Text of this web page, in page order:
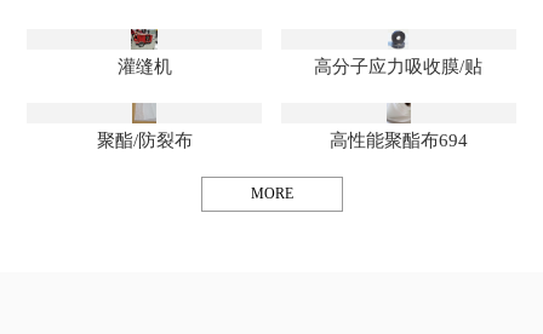
灌缝机 高分子应力吸收膜/贴
聚酯/防裂布 高性能聚酯布694
MORE